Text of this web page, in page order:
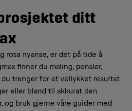
ditt
rosa nyanse, er det på tide å
finner du maling, pensler,
trenger for et vellykket resultat.
eller bland til akkurat den
og bruk gjerne våre guider med